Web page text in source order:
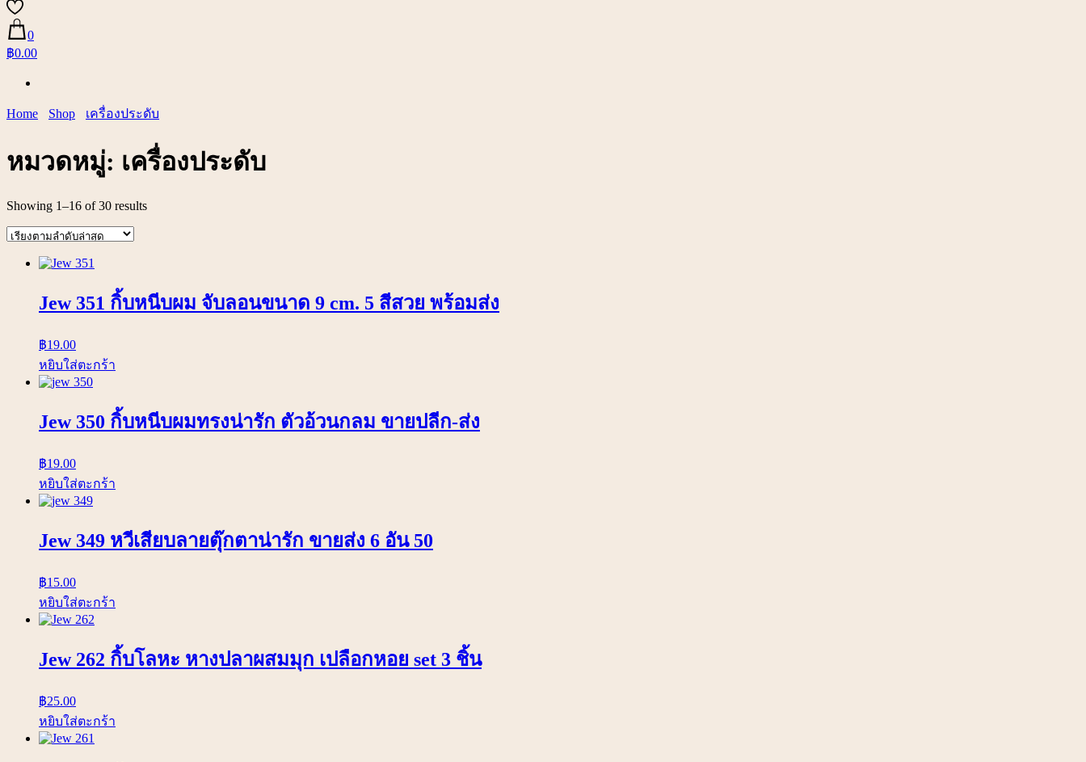
0
฿0.00
Home Shop เครื่องประดับ
หมวดหมู่: เครื่องประดับ
Showing 1–16 of 30 results
Jew 351 กิ้บหนีบผม จับลอนขนาด 9 cm. 5 สีสวย พร้อมส่ง
฿19.00
หยิบใส่ตะกร้า
Jew 350 กิ้บหนีบผมทรงน่ารัก ตัวอ้วนกลม ขายปลีก-ส่ง
฿19.00
หยิบใส่ตะกร้า
Jew 349 หวีเสียบลายตุ๊กตาน่ารัก ขายส่ง 6 อัน 50
฿15.00
หยิบใส่ตะกร้า
Jew 262 กิ้บโลหะ หางปลาผสมมุก เปลือกหอย set 3 ชิ้น
฿25.00
หยิบใส่ตะกร้า